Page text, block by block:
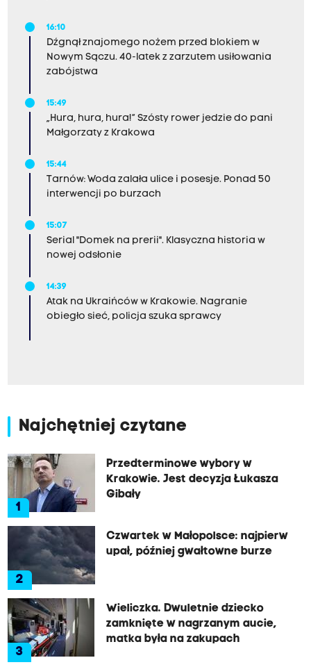
16:10
Dźgnął znajomego nożem przed blokiem w
Nowym Sączu. 40-latek z zarzutem usiłowania
zabójstwa
15:49
„Hura, hura, hura!” Szósty rower jedzie do pani
Małgorzaty z Krakowa
15:44
Tarnów: Woda zalała ulice i posesje. Ponad 50
interwencji po burzach
15:07
Serial "Domek na prerii". Klasyczna historia w
nowej odsłonie
14:39
Atak na Ukraińców w Krakowie. Nagranie
obiegło sieć, policja szuka sprawcy
Najchętniej czytane
1
Przedterminowe wybory w
Krakowie. Jest decyzja Łukasza
Gibały
2
Czwartek w Małopolsce: najpierw
upał, później gwałtowne burze
3
Wieliczka. Dwuletnie dziecko
zamknięte w nagrzanym aucie,
matka była na zakupach